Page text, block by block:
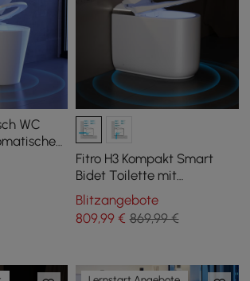
WC
Fitro H3 Kompakt Smart
Bidet Toilette mit
Spülkasten, automatischer
Deckelöffnung, Dual Flush
Blitzangebote
809,99€ 869,99 €